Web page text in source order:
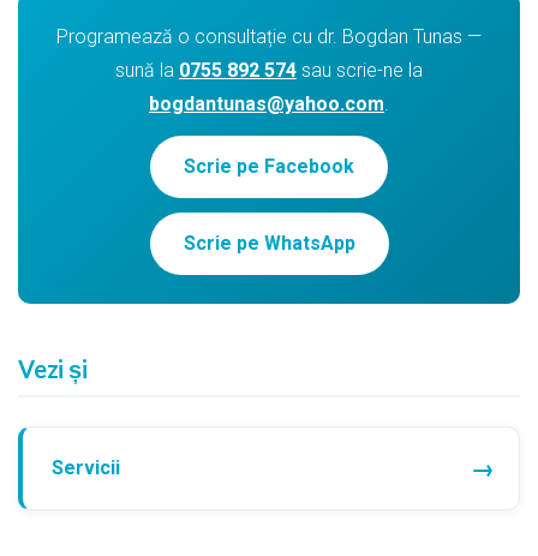
Programează o consultație cu dr. Bogdan Tunas —
sună la 0755 892 574 sau scrie-ne la
bogdantunas@yahoo.com.
Scrie pe Facebook
Scrie pe WhatsApp
Vezi și
Servicii